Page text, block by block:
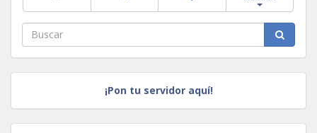
¡Pon tu servidor aquí!